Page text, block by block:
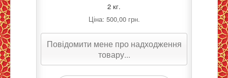
2 кг.
Ціна: 500,00 грн.
Повідомити мене про надходження
товару...